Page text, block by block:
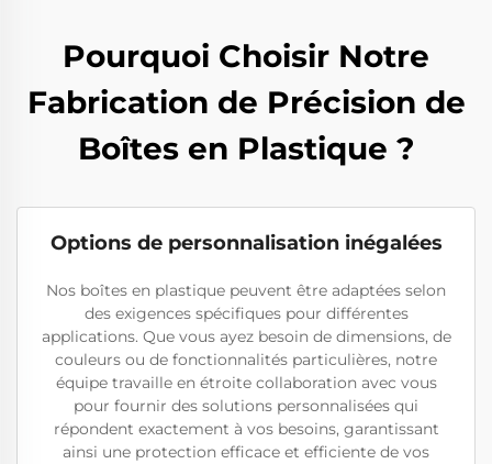
Pourquoi Choisir Notre
Fabrication de Précision de
Boîtes en Plastique ?
Options de personnalisation inégalées
Nos boîtes en plastique peuvent être adaptées selon
des exigences spécifiques pour différentes
applications. Que vous ayez besoin de dimensions, de
couleurs ou de fonctionnalités particulières, notre
équipe travaille en étroite collaboration avec vous
pour fournir des solutions personnalisées qui
répondent exactement à vos besoins, garantissant
ainsi une protection efficace et efficiente de vos